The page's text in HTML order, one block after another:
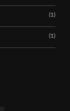
(1)
(1)